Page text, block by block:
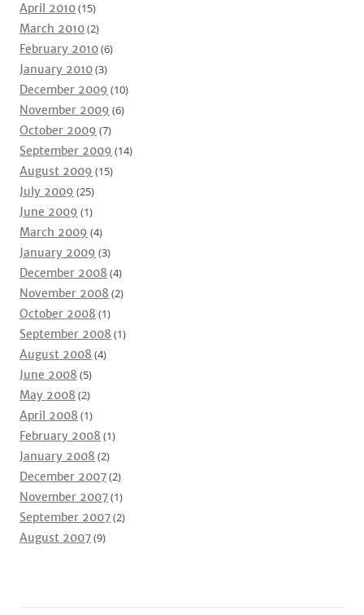
April 2010(15)
March 2010(2)
February 2010(6)
January 2010(3)
December 2009 (10)
November 2009 (6)
October 2009 (7)
September 2009 (14)
August 2009 (15)
July 2009 (25)
June 2009 (1)
March 2009 (4)
January 2009 (3)
December 2008 (4)
November 2008 (2)
October 2008 (1)
September 2008 (1)
August 2008 (4)
June 2008 (5)
May 2008 (2)
April 2008 (1)
February 2008 (1)
January 2008 (2)
December 2007(2)
November 2007(1)
September 2007(2)
August 2007(9)